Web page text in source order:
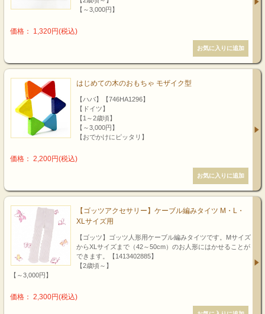
【～3,000円】
価格： 1,320円(税込)
はじめての木のおもちゃ モザイク型
【ハバ】【746HA1296】
【ドイツ】
【1～2歳頃】
【～3,000円】
【おでかけにピッタリ】
価格： 2,200円(税込)
【ゴッツアクセサリー】ケーブル編みタイツ M・L・
XLサイズ用
【ゴッツ】ゴッツ人形用ケーブル編みタイツです。Mサイズ
からXLサイズまで（42～50cm）のお人形にはかせることが
できます。【1413402885】
【2歳頃～】
【～3,000円】
価格： 2,300円(税込)